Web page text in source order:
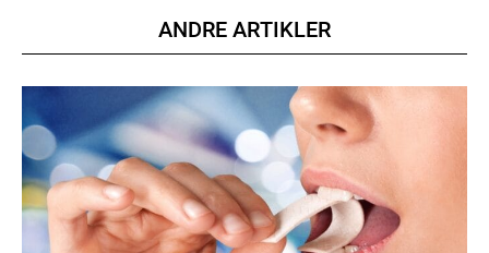
100DKK
Etiam est nibh, lobortis sit
Praesent euismod ac
Ut mollis pellentesque tortor
Nullam eu erat condimentum
ANDRE ARTIKLER